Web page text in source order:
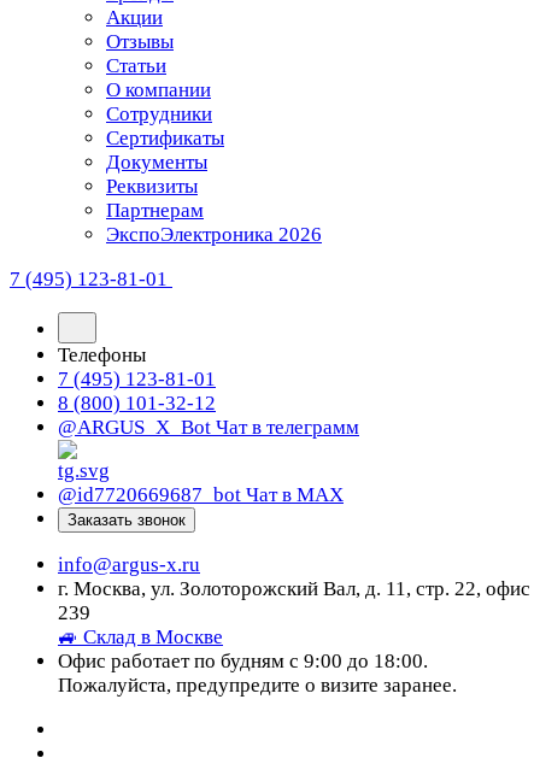
Акции
Отзывы
Статьи
О компании
Сотрудники
Сертификаты
Документы
Реквизиты
Партнерам
ЭкспоЭлектроника 2026
7 (495) 123-81-01
Телефоны
7 (495) 123-81-01
8 (800) 101-32-12
@ARGUS_X_Bot Чат в телеграмм
@id7720669687_bot Чат в МАХ
Заказать звонок
info@argus-x.ru
г. Москва, ул. Золоторожский Вал, д. 11, стр. 22, офис
239
🚙 Склад в Москве
Офис работает по будням с 9:00 до 18:00.
Пожалуйста, предупредите о визите заранее.